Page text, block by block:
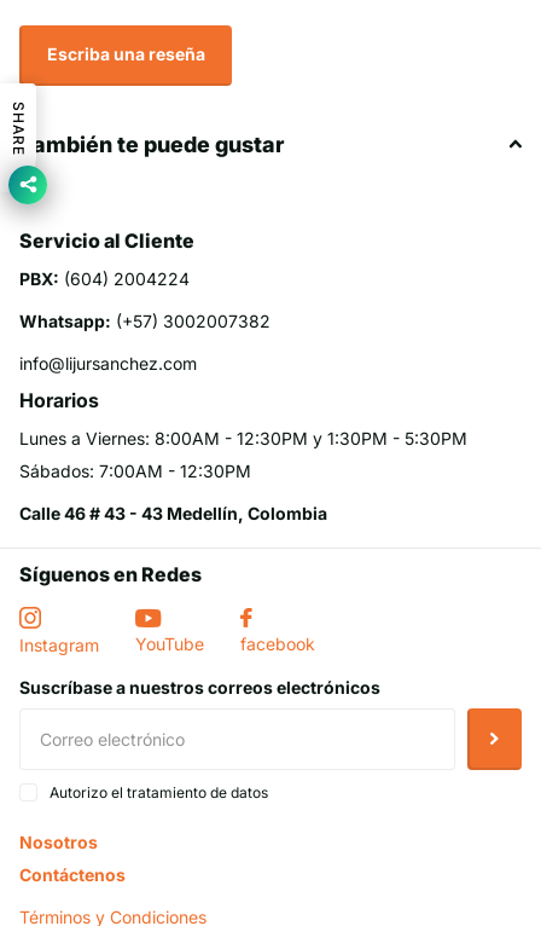
Escriba una reseña
También te puede gustar
Servicio al Cliente
PBX: (604) 2004224
Whatsapp: (+57) 3002007382
info@lijursanchez.com
Horarios
Lunes a Viernes: 8:00AM - 12:30PM y 1:30PM - 5:30PM
Sábados: 7:00AM - 12:30PM
Calle 46 # 43 - 43 Medellín, Colombia
Síguenos en Redes
Instagram YouTube facebook
Suscríbase a nuestros correos electrónicos
Autorizo el tratamiento de datos
Nosotros
Contáctenos
Términos y Condiciones
SHARE